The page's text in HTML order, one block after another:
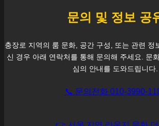
문의 및 정보 공
충장로 지역의 룸 문화, 공간 구성, 또는 관련 정
신 경우 아래 연락처를 통해 문의해 주세요. 문
심의 안내를 도와드립니다.
📞 문의전화 010-3990-